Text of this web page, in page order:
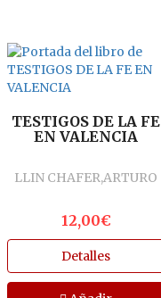
TESTIGOS DE LA FE
EN VALENCIA
LLIN CHAFER,ARTURO
12,00€
Detalles